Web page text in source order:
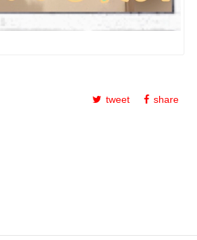
tweet share